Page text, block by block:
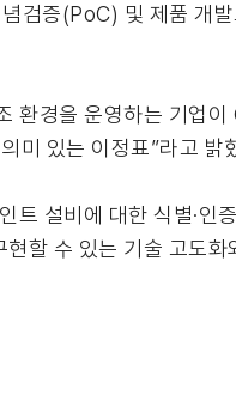
검증(PoC) 및 제품 개발
환경을 운영하는 기업
미 있는 이정표”라고 밝
설비에 대한 식별·인
할 수 있는 기술 고도